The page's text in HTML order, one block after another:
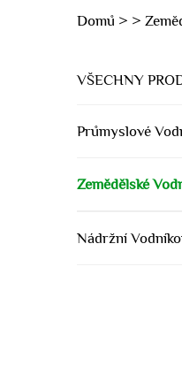
Domů > >
VŠECHNY
Průmyslové
Zemědělské
Nádržní